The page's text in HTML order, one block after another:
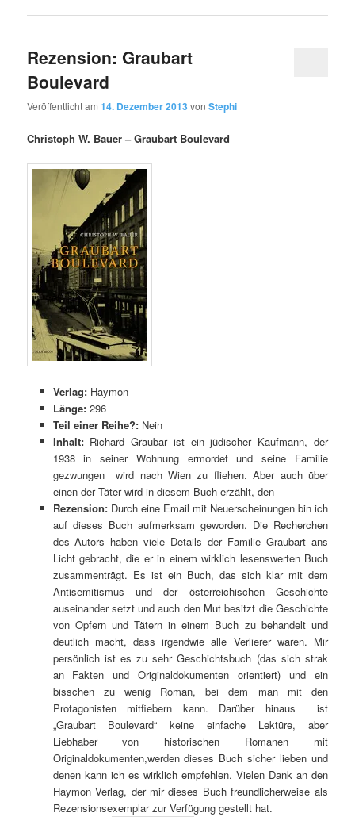
Rezension: Graubart
Boulevard
Veröffentlicht am14. Dezember 2013 vonStephi
Christoph W. Bauer – Graubart Boulevard
Verlag: Haymon
Länge: 296
Teil einer Reihe?: Nein
Inhalt:Richard Graubar ist ein jüdischer Kaufmann, der
1938 in seiner Wohnung ermordet und seine Familie
gezwungen wird nach Wien zu fliehen. Aber auch über
einen der Täter wird in diesem Buch erzählt, den
Rezension: Durch eine Email mit Neuerscheinungen bin ich
auf dieses Buch aufmerksam geworden. Die Recherchen
des Autors haben viele Details der Familie Graubart ans
Licht gebracht, die er in einem wirklich lesenswerten Buch
zusammenträgt. Es ist ein Buch, das sich klar mit dem
Antisemitismus und der österreichischen Geschichte
auseinander setzt und auch den Mut besitzt die Geschichte
von Opfern und Tätern in einem Buch zu behandelt und
deutlich macht, dass irgendwie alle Verlierer waren. Mir
persönlich ist es zu sehr Geschichtsbuch (das sich strak
an Fakten und Originaldokumenten orientiert) und ein
bisschen zu wenig Roman, bei dem man mit den
Protagonisten mitfiebern kann. Darüber hinaus ist
„Graubart Boulevard“ keine einfache Lektüre, aber
Liebhaber von historischen Romanen mit
Originaldokumenten,werden dieses Buch sicher lieben und
denen kann ich es wirklich empfehlen. Vielen Dank an den
Haymon Verlag, der mir dieses Buch freundlicherweise als
Rezensionsexemplar zur Verfügung gestellt hat.